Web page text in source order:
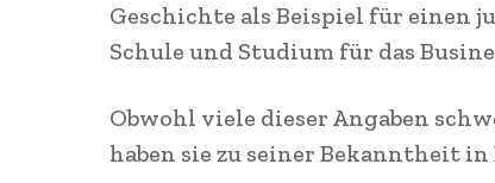
Geschichte als Beispiel für einen
Schule und Studium für das
Obwohl viele dieser Angaben
haben sie zu seiner Bekanntheit